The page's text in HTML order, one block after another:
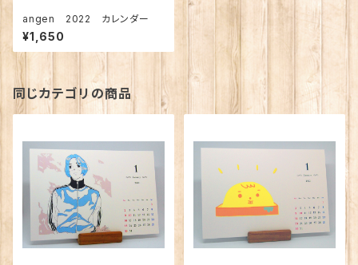
angen 2022 カレンダー
¥1,650
同じカテゴリの商品